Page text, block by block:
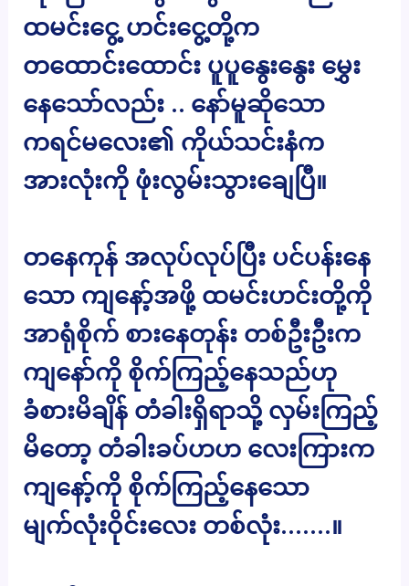
ထမင်းငွေ့ ဟင်းငွေ့တို့က
တထောင်းထောင်း ပူပူနွေးနွေး မွှေး
နေသော်လည်း .. နော်မူဆိုသော
ကရင်မလေး၏ ကိုယ်သင်းနံက
အားလုံးကို ဖုံးလွမ်းသွားချေပြီ။
တနေကုန် အလုပ်လုပ်ပြီး ပင်ပန်းနေ
သော ကျနော့်အဖို့ ထမင်းဟင်းတို့ကို
အာရုံစိုက် စားနေတုန်း တစ်ဦးဦးက
ကျနော်ကို စိုက်ကြည့်နေသည်ဟု
ခံစားမိချိန် တံခါးရှိရာသို့ လှမ်းကြည့်
မိတော့ တံခါးခပ်ဟဟ လေးကြားက
ကျနော့်ကို စိုက်ကြည့်နေသော
မျက်လုံးဝိုင်းလေး တစ်လုံး…….။